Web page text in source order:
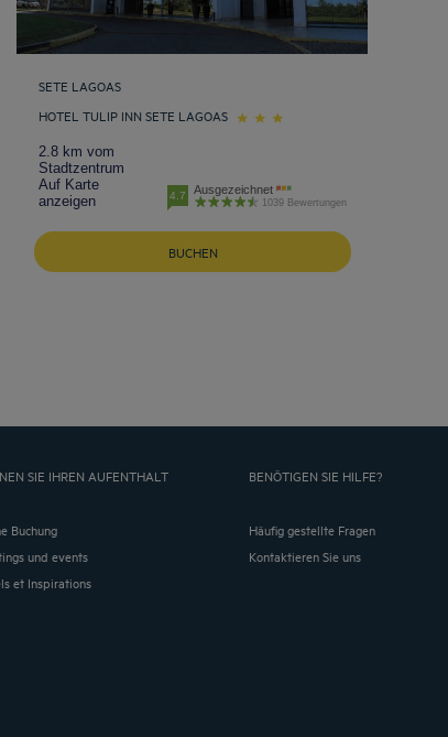
SETE LAGOAS
HOTEL TULIP INN SETE LAGOAS
2.8 km vom
Stadtzentrum
Auf Karte
anzeigen
4.7 Ausgezeichnet
1039 Bewertungen
BUCHEN
SIE IHREN AUFENTHALT
Buchung
und events
et Inspirations
BENÖTIGEN SIE HILFE?
Häufig gestellte Fragen
Kontaktieren Sie uns